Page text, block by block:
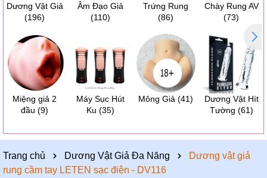
Dương Vật Giả
(196)
Âm Đạo Giả
(110)
Trứng Rung
(86)
Chày Rung AV
(73)
Miệng giả 2
đầu (9)
Máy Sục Hút
Ku (35)
Mông Giả (41)
Dương Vật Hít
Tường (61)
Trang chủ Dương Vật Giả Đa Năng
Dương vật giả
rung cầm tay LETEN sạc điện - DV116